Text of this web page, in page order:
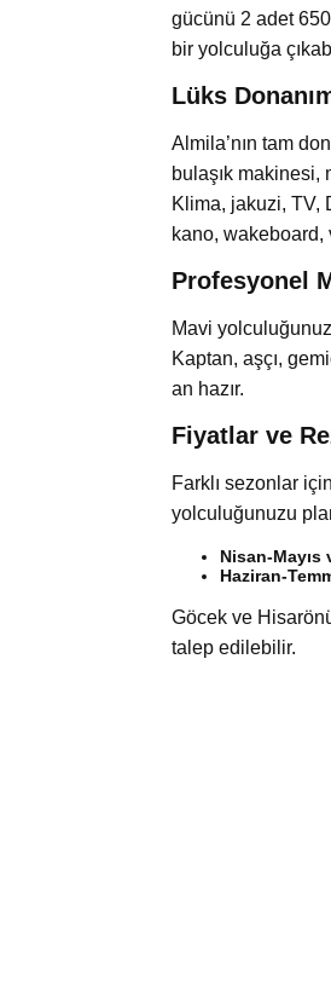
gücünü 2 adet
bir yolculuğa
Lüks
Almila’nın tam
bulaşık makinesi,
Klima, jakuzi, TV,
kano, wakeboard,
Profesyonel
Mavi
Kaptan, aşçı,
an hazır.
Fiyatlar ve
Farklı sezonlar
yolculuğunuzu
Nisan-Mayıs
Haziran-
Göcek ve
talep edilebilir.